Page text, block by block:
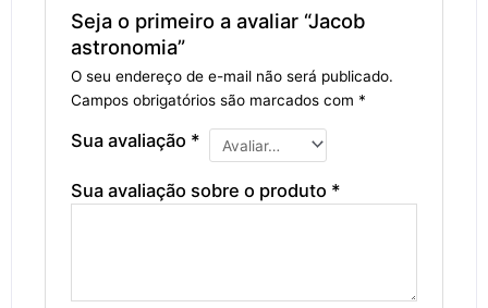
Seja o primeiro a avaliar “Jacob
astronomia”
O seu endereço de e-mail não será publicado.
Campos obrigatórios são marcados com *
Sua avaliação *
Sua avaliação sobre o produto *